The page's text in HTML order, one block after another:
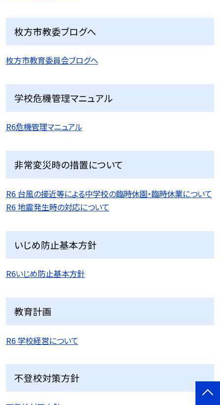
枚方市教委ブログへ
枚方市教育委員会ブログへ
学校危機管理マニュアル
R6危機管理マニュアル
非常変災時の措置について
R6 台風の接近等による中学校の臨時休園・臨時休業について
R6 地震発生時の対応について
いじめ防止基本方針
R6いじめ防止基本方針
教育計画
R6 学校経営について
不登校対策方針